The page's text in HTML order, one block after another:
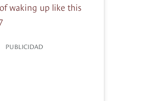
waking up like this
PUBLICIDAD